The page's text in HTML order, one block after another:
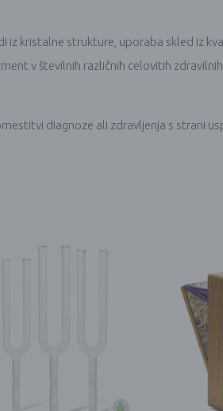
iz kristalne strukture, uporaba skled iz
v številnih različnih celovitih
diagnoze ali zdravljenja s strani